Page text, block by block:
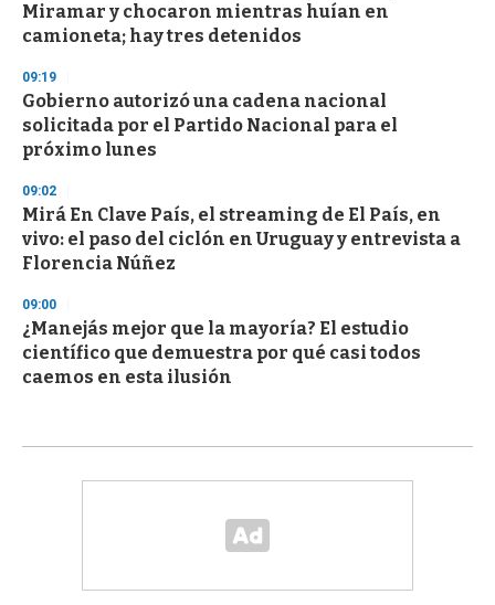
Miramar y chocaron mientras huían en
camioneta; hay tres detenidos
09:19
Gobierno autorizó una cadena nacional
solicitada por el Partido Nacional para el
próximo lunes
09:02
Mirá En Clave País, el streaming de El País, en
vivo: el paso del ciclón en Uruguay y entrevista a
Florencia Núñez
09:00
¿Manejás mejor que la mayoría? El estudio
científico que demuestra por qué casi todos
caemos en esta ilusión